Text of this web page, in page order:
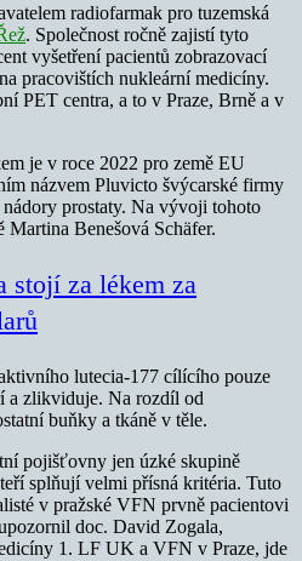
radiofarmak pro tuzemská
. Společnost ročně zajistí tyto
vyšetření pacientů zobrazovací
pracovištích nukleární medicíny.
PET centra, a to v Praze, Brně a v
je v roce 2022 pro země EU
názvem Pluvicto švýcarské firmy
prostaty. Na vývoji tohoto
Martina Benešová Schäfer.
stojí za lékem za
lutecia-177 cílícího pouze
a zlikviduje. Na rozdíl od
buňky a tkáně v těle.
pojišťovny jen úzké skupině
splňují velmi přísná kritéria. Tuto
v pražské VFN prvně pacientovi
doc. David Zogala,
1. LF UK a VFN v Praze, jde